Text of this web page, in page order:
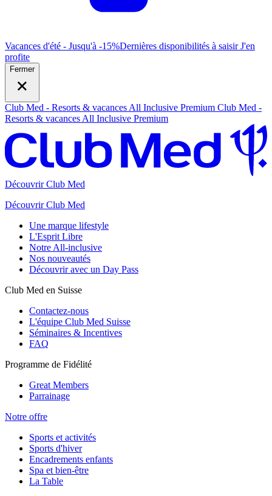
Vacances d'été - Jusqu'à -15%Dernières disponibilités à saisirJ'en
profite
Fermer
Club Med - Resorts & vacances All Inclusive Premium Club Med -
Resorts & vacances All Inclusive Premium
Découvrir Club Med
Découvrir Club Med
Une marque lifestyle
L'Esprit Libre
Notre All-inclusive
Nos nouveautés
Découvrir avec un Day Pass
Club Med en Suisse
Contactez-nous
L'équipe Club Med Suisse
Séminaires & Incentives
FAQ
Programme de Fidélité
Great Members
Parrainage
Notre offre
Sports et activités
Sports d'hiver
Encadrements enfants
Spa et bien-être
La Table